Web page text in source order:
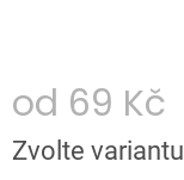
od 69 Kč
Měrná
cena:
Zvolte variantu